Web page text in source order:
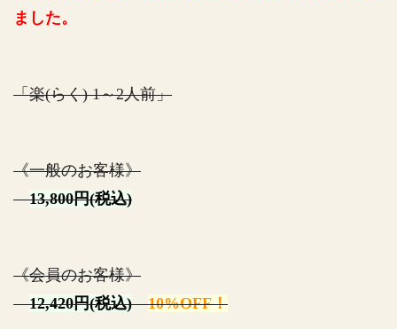
ました。
「楽(らく) 1～2人前」
《一般のお客様》
13,800円(税込)
《会員のお客様》
12,420円(税込)
10%OFF！